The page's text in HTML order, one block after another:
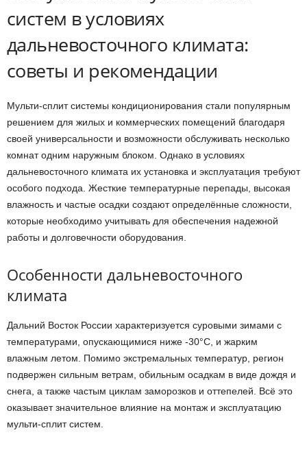
систем в условиях
дальневосточного климата:
советы и рекомендации
Мульти-сплит системы кондиционирования стали популярным
решением для жилых и коммерческих помещений благодаря
своей универсальности и возможности обслуживать несколько
комнат одним наружным блоком. Однако в условиях
дальневосточного климата их установка и эксплуатация требуют
особого подхода. Жесткие температурные перепады, высокая
влажность и частые осадки создают определённые сложности,
которые необходимо учитывать для обеспечения надежной
работы и долговечности оборудования.
Особенности дальневосточного
климата
Дальний Восток России характеризуется суровыми зимами с
температурами, опускающимися ниже -30°C, и жарким
влажным летом. Помимо экстремальных температур, регион
подвержен сильным ветрам, обильным осадкам в виде дождя и
снега, а также частым циклам заморозков и оттепелей. Всё это
оказывает значительное влияние на монтаж и эксплуатацию
мульти-сплит систем.